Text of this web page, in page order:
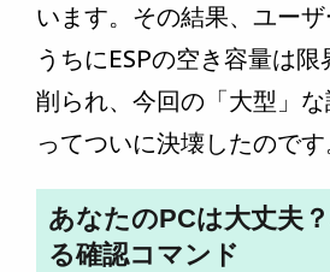
います。その結果、ユー
うちにESPの空き容量は
削られ、今回の「大型」
ってついに決壊したのです
あなたのPCは大丈夫
る確認コマンド